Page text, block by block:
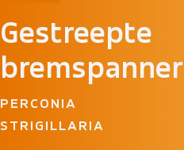
Gestreepte
bremspanner
PERCONIA
STRIGILLARIA